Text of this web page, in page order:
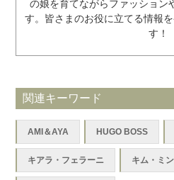
の娘を育てながらファッション
す。皆さまのお役に立てる情報
す！
関連キーワード
AMI＆AYA HUGO BOSS
キアラ・フェラーニ キム・ミ